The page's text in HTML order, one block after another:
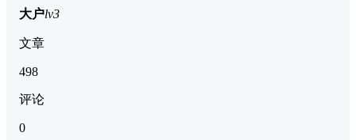
大户lv3
文章
498
评论
0